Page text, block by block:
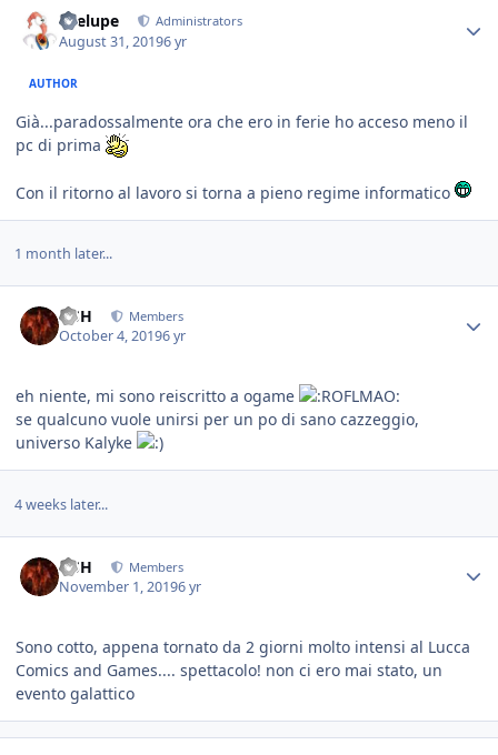
Toelupe Administrators
August 31, 20196 yr
AUTHOR
Già...paradossalmente ora che ero in ferie ho acceso meno il
pc di prima
Con il ritorno al lavoro si torna a pieno regime informatico
1 month later...
HSH Members
October 4, 20196 yr
eh niente, mi sono reiscritto a ogame
se qualcuno vuole unirsi per un po di sano cazzeggio,
universo Kalyke
4 weeks later...
HSH Members
November 1, 20196 yr
Sono cotto, appena tornato da 2 giorni molto intensi al Lucca
Comics and Games.... spettacolo! non ci ero mai stato, un
evento galattico